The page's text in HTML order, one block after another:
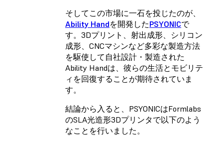
そしてこの市場に一石を投じたのが、
Ability Handを開発したPSYONICで
す。3Dプリント、射出成形、シリコン
成形、CNCマシンなど多彩な製造方法
を駆使して自社設計・製造された
Ability Handは、彼らの生活とモビリテ
ィを回復することが期待されていま
す。
結論から入ると、PSYONICはFormlabs
のSLA光造形3Dプリンタで以下のよう
なことを行いました。